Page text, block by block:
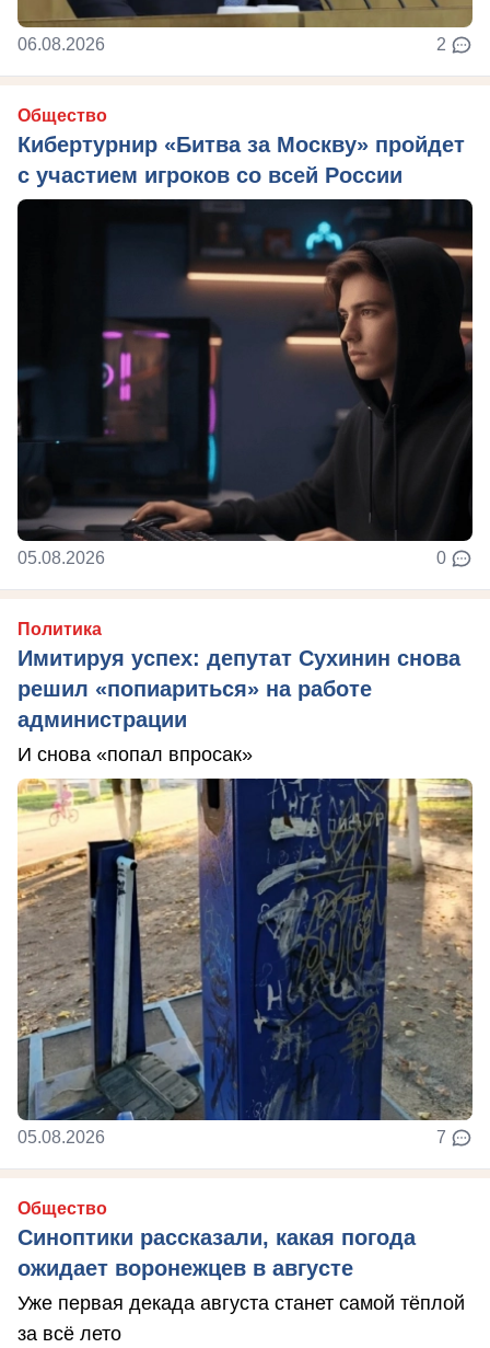
06.08.2026 2
Общество
Кибертурнир «Битва за Москву» пройдет
с участием игроков со всей России
05.08.2026 0
Политика
Имитируя успех: депутат Сухинин снова
решил «попиариться» на работе
администрации
И снова «попал впросак»
05.08.2026 7
Общество
Синоптики рассказали, какая погода
ожидает воронежцев в августе
Уже первая декада августа станет самой тёплой
за всё лето